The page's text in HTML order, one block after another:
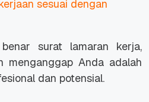
sesuai dengan
surat lamaran kerja,
menganggap Anda adalah
dan potensial.